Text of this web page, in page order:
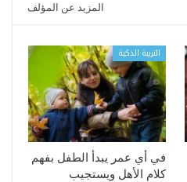
المزيد عن المؤلف
التربية الذكية
في أي عمر يبدأ الطفل بفهم
كلام الأهل ويستجيب